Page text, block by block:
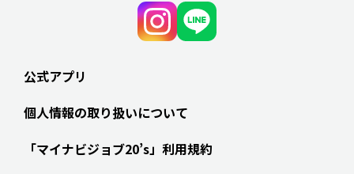
公式アプリ
個人情報の取り扱いについて
「マイナビジョブ20’s」利用規約